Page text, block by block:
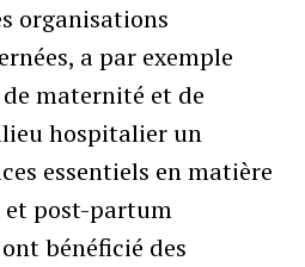
organisations
a par exemple
maternité et de
hospitalier un
essentiels en matière
et post-partum
bénéficié des